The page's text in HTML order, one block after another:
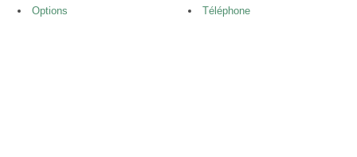
Options
Téléphone